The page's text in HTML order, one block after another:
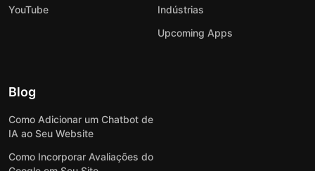
YouTube
Indústrias
Upcoming Apps
Blog
Como Adicionar um Chatbot de
IA ao Seu Website
Como Incorporar Avaliações do